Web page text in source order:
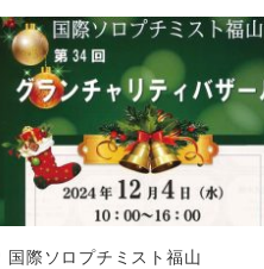
国際ソロプチミスト福山